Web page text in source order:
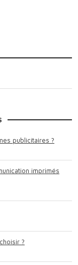
publicitaires ?
imprimés
?